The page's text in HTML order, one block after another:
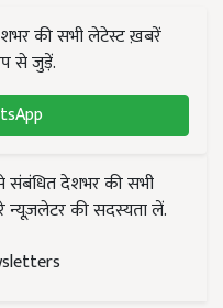
की सभी लेटेस्ट ख़बरें
से जुड़ें.
संबंधित देशभर की सभी
की सदस्यता लें.